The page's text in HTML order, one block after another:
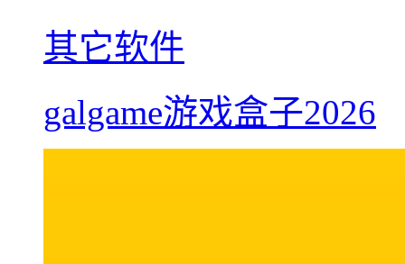
其它软件
galgame游戏盒子2026